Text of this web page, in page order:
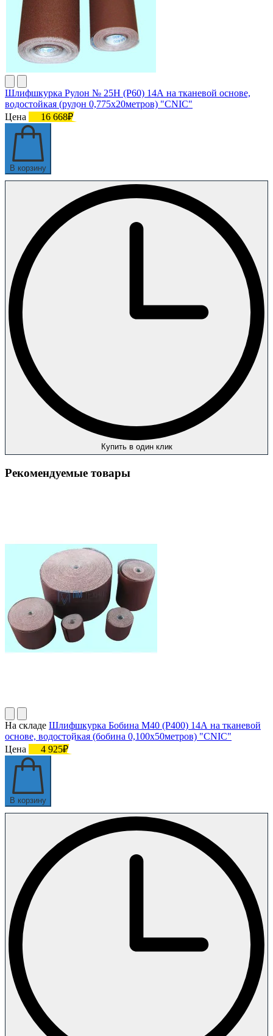
Шлифшкурка Рулон № 25Н (P60) 14А на тканевой основе,
водостойкая (рулон 0,775х20метров) "CNIC"
Цена
16 668₽
В корзину
Купить в один клик
Рекомендуемые товары
На складе Шлифшкурка Бобина М40 (P400) 14А на тканевой
основе, водостойкая (бобина 0,100х50метров) "CNIC"
Цена
4 925₽
В корзину